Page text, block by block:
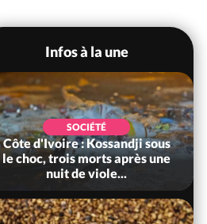
Infos à la une
SOCIÉTÉ
Côte d'Ivoire : Kossandji sous
le choc, trois morts après une
nuit de viole...